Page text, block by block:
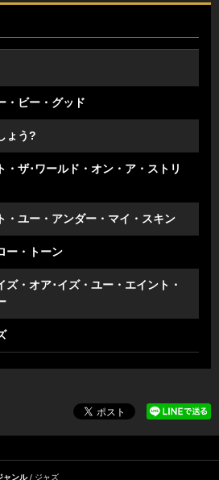
・ビー・グッド
ょう?
・ザ･ワールド・オン・ア・ストリ
・ユー・アンダー・マイ・スキン
ー・トーン
ズ・オア･イズ・ユー・エイント・
ャンル ジャズ